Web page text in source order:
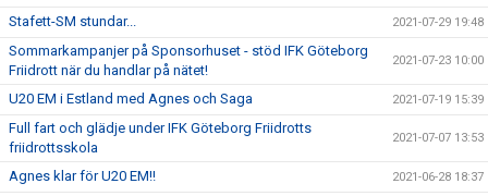
Stafett-SM stundar... 2021-07-29 19:48
Sommarkampanjer på Sponsorhuset - stöd IFK Göteborg
Friidrott när du handlar på nätet!
2021-07-23 10:00
U20 EM i Estland med Agnes och Saga 2021-07-19 15:39
Full fart och glädje under IFK Göteborg Friidrotts
friidrottsskola
2021-07-07 13:53
Agnes klar för U20 EM!! 2021-06-28 18:37